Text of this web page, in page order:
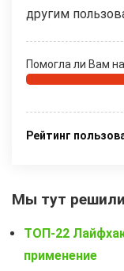
другим
Помогла ли Вам
Рейтинг
Мы тут
ТОП-22
применение